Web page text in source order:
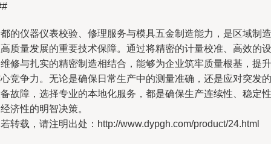
的仪器仪表校验、修理服务与模具五金制造能力，是区域制造
质量发展的重要技术保障。通过将精密的计量校准、高效的设
修与扎实的精密制造相结合，能够为企业筑牢质量根基，提升
竞争力。无论是确保日常生产中的测量准确，还是应对突发的
故障，选择专业的本地化服务，都是确保生产连续性、稳定性
济性的明智决策。
转载，请注明出处：http://www.dypgh.com/product/24.html